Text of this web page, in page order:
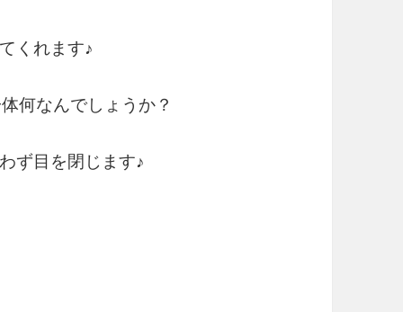
くれます♪
何なんでしょうか？
ず目を閉じます♪